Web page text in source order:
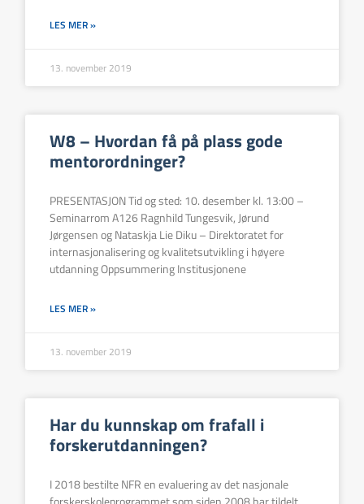
LES MER »
13. november 2019
W8 – Hvordan få på plass gode
mentorordninger?
PRESENTASJON Tid og sted: 10. desember kl. 13:00 –
Seminarrom A126 Ragnhild Tungesvik, Jørund
Jørgensen og Nataskja Lie Diku – Direktoratet for
internasjonalisering og kvalitetsutvikling i høyere
utdanning Oppsummering Institusjonene
LES MER »
13. november 2019
Har du kunnskap om frafall i
forskerutdanningen?
I 2018 bestilte NFR en evaluering av det nasjonale